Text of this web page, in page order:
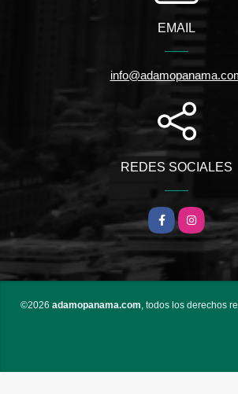
EMAIL
REDES SOCIALES
FacebookInstagram
©2026 adamopanama.com, todos los derechos